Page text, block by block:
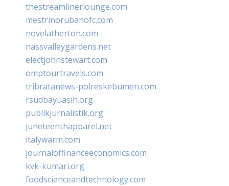
thestreamlinerlounge.com
mestrinorubanofc.com
novelatherton.com
nassvalleygardens.net
electjohnstewart.com
omptourtravels.com
tribratanews-polreskebumen.com
rsudbayuasih.org
publikjurnalistik.org
juneteenthapparel.net
italywarm.com
journaloffinanceeconomics.com
kvk-kumari.org
foodscienceandtechnology.com